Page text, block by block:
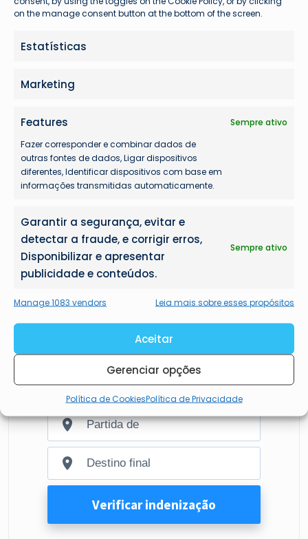
on the manage consent button at the bottom of the screen.
Estatísticas
Marketing
Features
Sempre ativo
Fazer corresponder e combinar dados de
outras fontes de dados, Ligar dispositivos
diferentes, Identificar dispositivos com base em
informações transmitidas automaticamente.
Garantir a segurança, evitar e
detectar a fraude, e corrigir erros,
Disponibilizar e apresentar
publicidade e conteúdos.
Sempre ativo
Manage 1083 vendors Leia mais sobre esses propósitos
Aceitar
Gerenciar opções
Política de CookiesPolítica de Privacidade
Augusto Hardke
Fundador e Líder Técnico Avioprime
Problemas com seu voo?